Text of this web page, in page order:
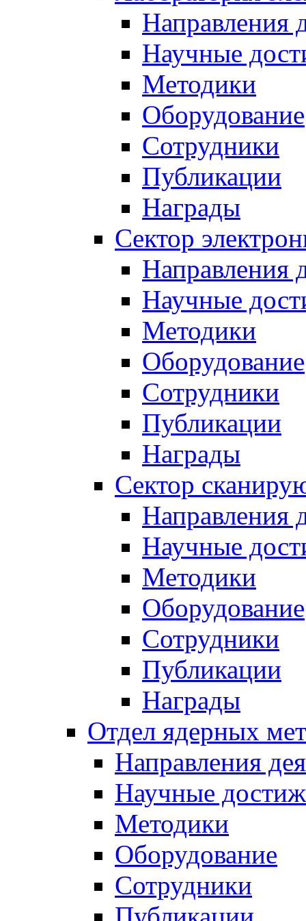
Направления
Научные
Методики
Оборудование
Сотрудники
Публикации
Награды
Сектор
Направления
Научные
Методики
Оборудование
Сотрудники
Публикации
Награды
Сектор
Направления
Научные
Методики
Оборудование
Сотрудники
Публикации
Награды
Отдел ядерных
Направления
Научные
Методики
Оборудование
Сотрудники